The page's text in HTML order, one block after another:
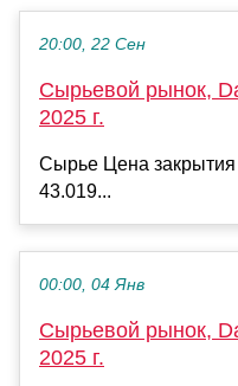
20:00, 22 Сен
Сырьевой рынок,
2025 г.
Сырье Цена
43.019...
00:00, 04 Янв
Сырьевой рынок,
2025 г.